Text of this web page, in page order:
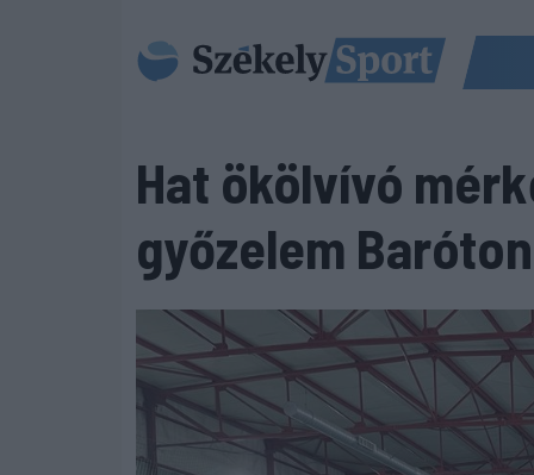
Hat ökölvívó
győzelem Baróton